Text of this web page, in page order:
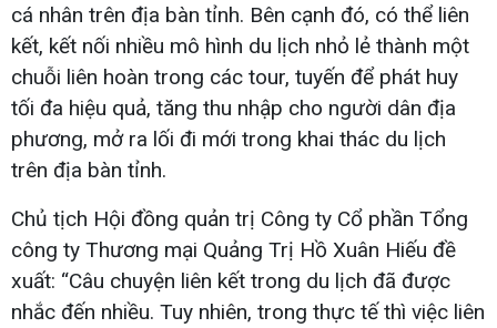
cá nhân trên địa bàn tỉnh. Bên cạnh đó, có thể liên
kết, kết nối nhiều mô hình du lịch nhỏ lẻ thành một
chuỗi liên hoàn trong các tour, tuyến để phát huy
tối đa hiệu quả, tăng thu nhập cho người dân địa
phương, mở ra lối đi mới trong khai thác du lịch
trên địa bàn tỉnh.
Chủ tịch Hội đồng quản trị Công ty Cổ phần Tổng
công ty Thương mại Quảng Trị Hồ Xuân Hiếu đề
xuất: “Câu chuyện liên kết trong du lịch đã được
nhắc đến nhiều. Tuy nhiên, trong thực tế thì việc liên